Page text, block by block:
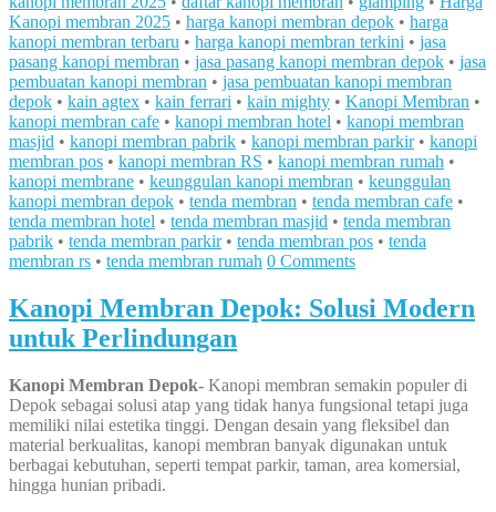
Kanopi membran 2025 • harga kanopi membran depok • harga
kanopi membran terbaru • harga kanopi membran terkini • jasa
pasang kanopi membran • jasa pasang kanopi membran depok • jasa
pembuatan kanopi membran • jasa pembuatan kanopi membran
depok • kain agtex • kain ferrari • kain mighty • Kanopi Membran •
kanopi membran cafe • kanopi membran hotel • kanopi membran
masjid • kanopi membran pabrik • kanopi membran parkir• kanopi
membran pos • kanopi membran RS • kanopi membran rumah •
kanopi membrane • keunggulan kanopi membran • keunggulan
kanopi membran depok • tenda membran • tenda membran cafe •
tenda membran hotel • tenda membran masjid • tenda membran
pabrik • tenda membran parkir• tenda membran pos • tenda
membran rs • tenda membran rumah 0 Comments
Kanopi Membran Depok: Solusi Modern
untuk Perlindungan
Kanopi Membran Depok- Kanopi membran semakin populer di
Depok sebagai solusi atap yang tidak hanya fungsional tetapi juga
memiliki nilai estetika tinggi. Dengan desain yang fleksibel dan
material berkualitas, kanopi membran banyak digunakan untuk
berbagai kebutuhan, seperti tempat parkir, taman, area komersial,
hingga hunian pribadi.